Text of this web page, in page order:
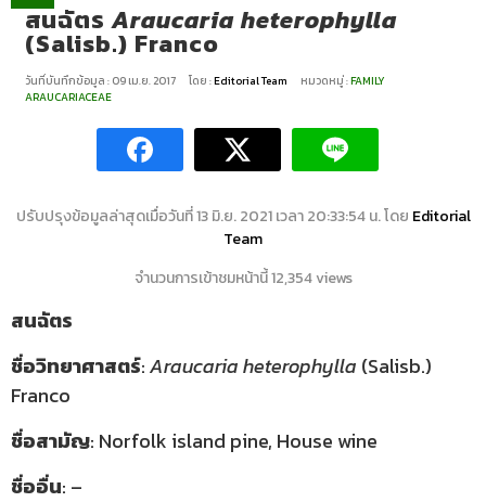
สนฉัตรAraucaria heterophylla
(Salisb.) Franco
วันที่บันทึกข้อมูล : 09 เม.ย. 2017 โดย :Editorial Team หมวดหมู่ :FAMILY
ARAUCARIACEAE
ปรับปรุงข้อมูลล่าสุดเมื่อวันที่ 13 มิ.ย. 2021 เวลา 20:33:54 น. โดย Editorial
Team
จำนวนการเข้าชมหน้านี้ 12,354 views
สนฉัตร
ชื่อวิทยาศาสตร์:Araucaria heterophylla (Salisb.)
Franco
ชื่อสามัญ: Norfolk island pine, House wine
ชื่ออื่น: –